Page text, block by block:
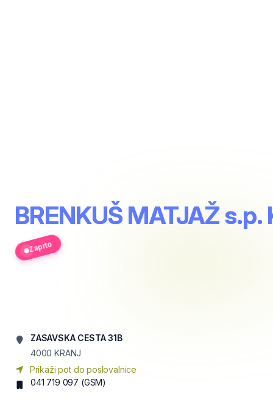
BRENKUŠ MATJAŽ s.p.
Zaprto
ZASAVSKA CESTA 31B
4000 KRANJ
Prikaži pot do poslovalnice
041 719 097 (GSM)